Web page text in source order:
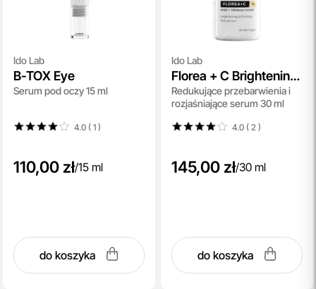
Ido Lab
B-TOX Eye
Serum pod oczy 15 ml
4.0 ( 1)
110,00 zł/15 ml
do koszyka
Ido Lab
Florea + C Brightening
And Firming Face
Serum
Redukujące przebarwienia i
rozjaśniające serum 30 ml
4.0 ( 2 )
145,00 zł/30 ml
do koszyka